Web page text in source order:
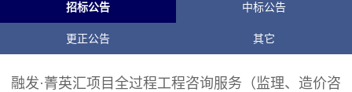
招标公告 中标公告
更正公告 其它
融发·菁英汇项目全过程工程咨询服务（监理、造价咨